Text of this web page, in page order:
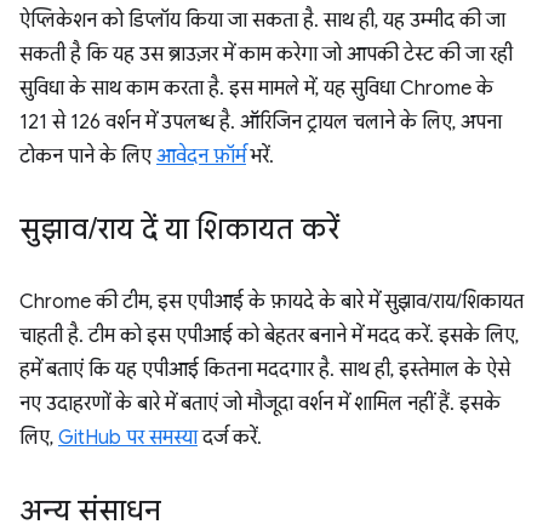
ऐप्लिकेशन को डिप्लॉय किया जा सकता है. साथ ही, यह उम्मीद की जा
सकती है कि यह उस ब्राउज़र में काम करेगा जो आपकी टेस्ट की जा रही
सुविधा के साथ काम करता है. इस मामले में, यह सुविधा Chrome के
121 से 126 वर्शन में उपलब्ध है. ऑरिजिन ट्रायल चलाने के लिए, अपना
टोकन पाने के लिएआवेदन फ़ॉर्मभरें.
सुझाव/राय दें या शिकायत करें
Chrome की टीम, इस एपीआई के फ़ायदे के बारे में सुझाव/राय/शिकायत
चाहती है. टीम को इस एपीआई को बेहतर बनाने में मदद करें. इसके लिए,
हमें बताएं कि यह एपीआई कितना मददगार है. साथ ही, इस्तेमाल के ऐसे
नए उदाहरणों के बारे में बताएं जो मौजूदा वर्शन में शामिल नहीं हैं. इसके
लिए, GitHub पर समस्यादर्ज करें.
अन्य संसाधन